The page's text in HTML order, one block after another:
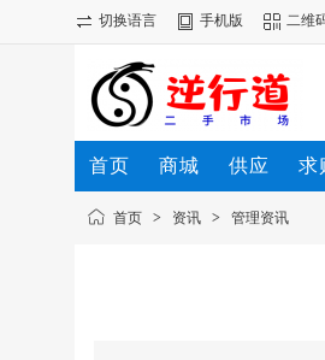
切换语言 手机版 二维
首页 商城 供应 求
首页 > 资讯 > 管理资讯